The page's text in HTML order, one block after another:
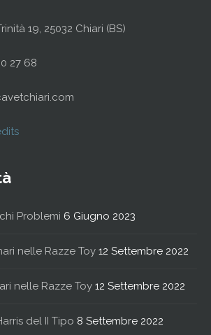
19, 25032 Chiari (BS)
27 68
Problemi 6 Giugno 2023
nelle Razze Toy 12 Settembre 2022
nelle Razze Toy 12 Settembre 2022
del II Tipo 8 Settembre 2022